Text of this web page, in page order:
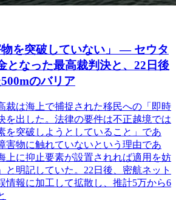
物を突破していない」 ― セウタ
となった最高裁判決と、22日後
のバリア
裁は海上で捕捉された移民への「即時
を出した。法律の要件は不正越境では
を突破しようとしていること」であ
害物に触れていないという理由であ
上に抑止要素が設置されれば適用を妨
と明記していた。22日後、密航ネット
情報に加工して拡散し、推計5万から6